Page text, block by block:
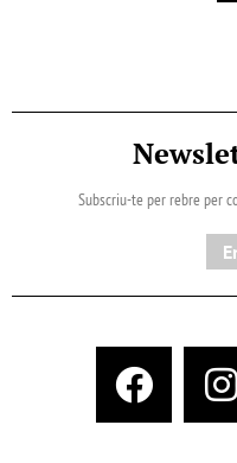
Subscriu-te per rebre per